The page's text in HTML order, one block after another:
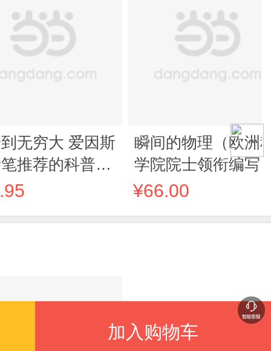
无穷大 爱因斯
推荐的科普入
华大学校长送
瞬间的物理（欧洲
学院院士领衔编写
法国三项科普大奖
¥66.00
加入购物车